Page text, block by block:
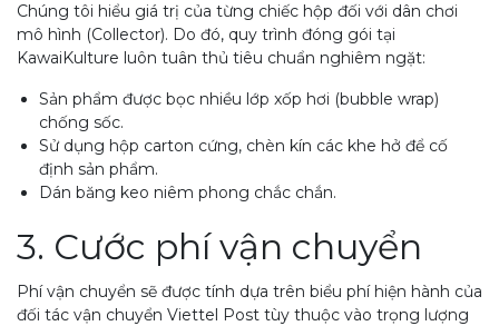
Chúng tôi hiểu giá trị của từng chiếc hộp đối với dân chơi
mô hình (Collector). Do đó, quy trình đóng gói tại
KawaiKulture luôn tuân thủ tiêu chuẩn nghiêm ngặt:
Sản phẩm được bọc nhiều lớp xốp hơi (bubble wrap)
chống sốc.
Sử dụng hộp carton cứng, chèn kín các khe hở để cố
định sản phẩm.
Dán băng keo niêm phong chắc chắn.
3. Cước phí vận chuyển
Phí vận chuyển sẽ được tính dựa trên biểu phí hiện hành của
đối tác vận chuyển Viettel Post tùy thuộc vào trọng lượng